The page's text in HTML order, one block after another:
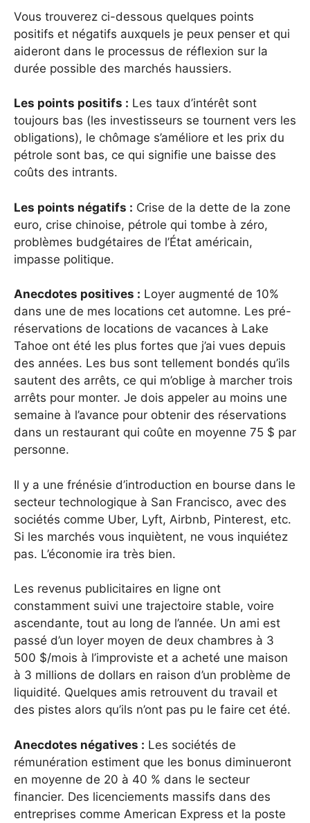
Vous trouverez ci-dessous quelques points
positifs et négatifs auxquels je peux penser et qui
aideront dans le processus de réflexion sur la
durée possible des marchés haussiers.
Les points positifs : Les taux d’intérêt sont
toujours bas (les investisseurs se tournent vers les
obligations), le chômage s’améliore et les prix du
pétrole sont bas, ce qui signifie une baisse des
coûts des intrants.
Les points négatifs : Crise de la dette de la zone
euro, crise chinoise, pétrole qui tombe à zéro,
problèmes budgétaires de l’État américain,
impasse politique.
Anecdotes positives : Loyer augmenté de 10%
dans une de mes locations cet automne. Les pré-
réservations de locations de vacances à Lake
Tahoe ont été les plus fortes que j’ai vues depuis
des années. Les bus sont tellement bondés qu’ils
sautent des arrêts, ce qui m’oblige à marcher trois
arrêts pour monter. Je dois appeler au moins une
semaine à l’avance pour obtenir des réservations
dans un restaurant qui coûte en moyenne 75 $ par
personne.
Il y a une frénésie d’introduction en bourse dans le
secteur technologique à San Francisco, avec des
sociétés comme Uber, Lyft, Airbnb, Pinterest, etc.
Si les marchés vous inquiètent, ne vous inquiétez
pas. L’économie ira très bien.
Les revenus publicitaires en ligne ont
constamment suivi une trajectoire stable, voire
ascendante, tout au long de l’année. Un ami est
passé d’un loyer moyen de deux chambres à 3
500 $/mois à l’improviste et a acheté une maison
à 3 millions de dollars en raison d’un problème de
liquidité. Quelques amis retrouvent du travail et
des pistes alors qu’ils n’ont pas pu le faire cet été.
Anecdotes négatives : Les sociétés de
rémunération estiment que les bonus diminueront
en moyenne de 20 à 40 % dans le secteur
financier. Des licenciements massifs dans des
entreprises comme American Express et la poste